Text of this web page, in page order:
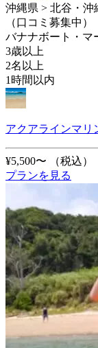
沖縄県 > 北谷・沖
（口コミ募集中）
バナナボート・マ
3歳以上
2名以上
1時間以内
アクアラインマリ
¥5,500〜
（税込）
プランを見る